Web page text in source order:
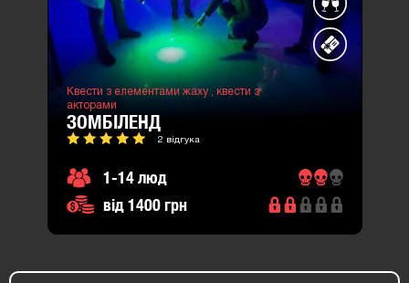
Квести з елементами жаху , квести з
акторами
ЗОМБІЛЕНД
2 відгука
1-14 люд
від 1400 грн